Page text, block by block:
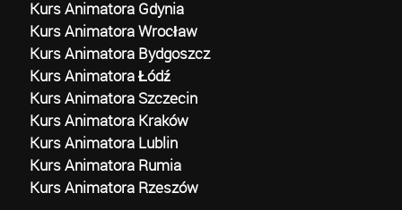
Kurs Animatora Gdynia
Kurs Animatora Wrocław
Kurs Animatora Bydgoszcz
Kurs Animatora Łódź
Kurs Animatora Szczecin
Kurs Animatora Kraków
Kurs Animatora Lublin
Kurs Animatora Rumia
Kurs Animatora Rzeszów